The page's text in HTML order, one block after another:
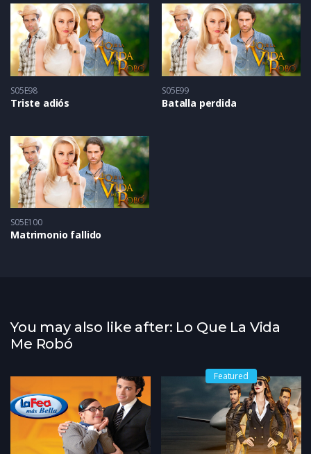
S05E98
Triste adiós
S05E99
Batalla perdida
S05E100
Matrimonio fallido
You may also like after: Lo Que La Vida
Me Robó
Featured